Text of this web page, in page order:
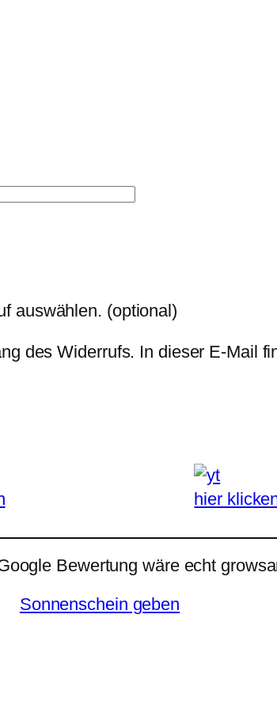
auswählen. (optional)
des Widerrufs. In dieser E-Mail
hier
Bewertung wäre echt
Sonnenschein geben